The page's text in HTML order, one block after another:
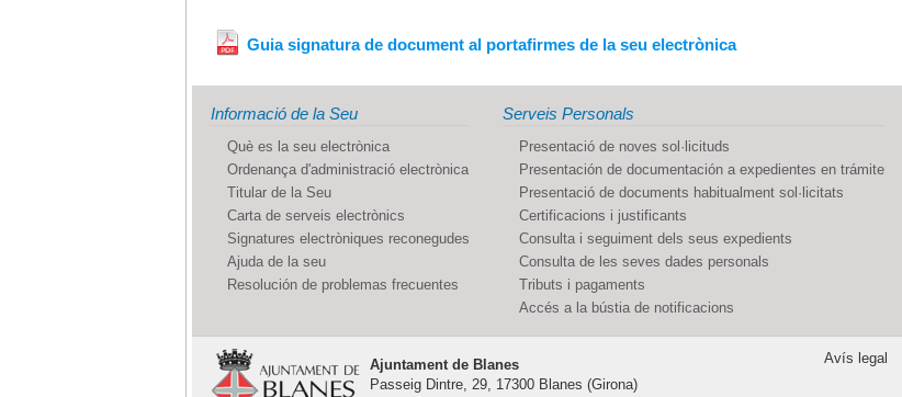
Guia signatura de document al portafirmes de la seu electrònica
Informació de la Seu
Què es la seu electrònica
Ordenança d'administració electrònica
Titular de la Seu
Carta de serveis electrònics
Signatures electròniques reconegudes
Ajuda de la seu
Resolución de problemas frecuentes
Serveis Personals
Presentació de noves sol·licituds
Presentación de documentación a expedientes en trámite
Presentació de documents habitualment sol·licitats
Certificacions i justificants
Consulta i seguiment dels seus expedients
Consulta de les seves dades personals
Tributs i pagaments
Accés a la bústia de notificacions
Ajuntament de Blanes
Passeig Dintre, 29, 17300 Blanes (Girona)
Avís legal